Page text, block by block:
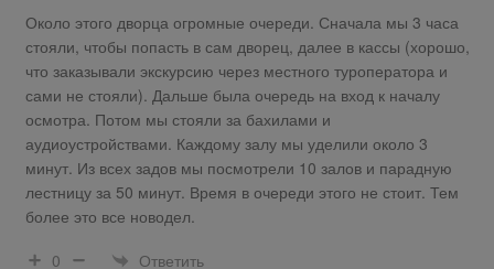
Около этого дворца огромные очереди. Сначала мы 3 часа
стояли, чтобы попасть в сам дворец, далее в кассы (хорошо,
что заказывали экскурсию через местного туроператора и
сами не стояли). Дальше была очередь на вход к началу
осмотра. Потом мы стояли за бахилами и
аудиоустройствами. Каждому залу мы уделили около 3
минут. Из всех задов мы посмотрели 10 залов и парадную
лестницу за 50 минут. Время в очереди этого не стоит. Тем
более это все новодел.
0
Ответить